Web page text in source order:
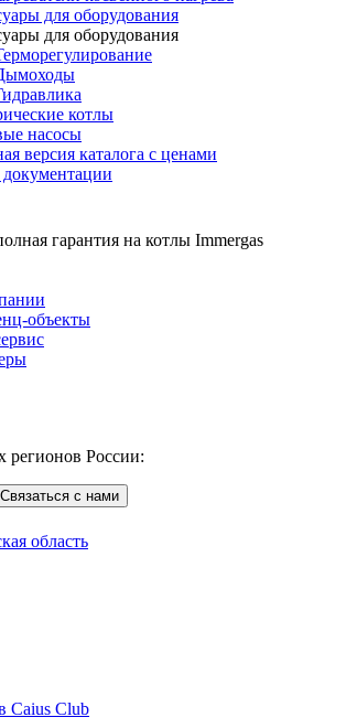
для оборудования
для оборудования
котлы
насосы
версия каталога с ценами
гарантия на котлы Immergas
объекты
регионов России:
Связаться с нами
область
Caius Club